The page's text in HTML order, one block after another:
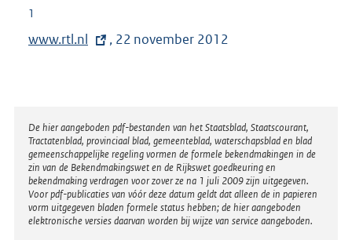
1
E
r
n
e
l
i
n
www.rtl.nl , 22 november 2012
Disclaimer
De hier aangeboden pdf-bestanden van het Staatsblad, Staatscourant,
Tractatenblad, provinciaal blad, gemeenteblad, waterschapsblad en blad
gemeenschappelijke regeling vormen de formele bekendmakingen in de
zin van de Bekendmakingswet en de Rijkswet goedkeuring en
bekendmaking verdragen voor zover ze na 1 juli 2009 zijn uitgegeven.
Voor pdf-publicaties van vóór deze datum geldt dat alleen de in papieren
vorm uitgegeven bladen formele status hebben; de hier aangeboden
elektronische versies daarvan worden bij wijze van service aangeboden.